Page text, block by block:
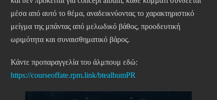
μέσα από αυτό το θέμα, αναδεικνύοντας το χαρακτηριστικό
μείγμα της μπάντας από μελωδικό βάθος, προοδευτική
ωριμότητα και συναισθηματικό βάρος.
Κάντε προπαραγγελία του άλμπουμ εδώ:
https://courseoffate.rpm.link/btealbumPR